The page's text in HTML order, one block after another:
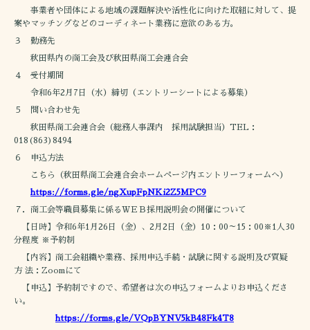
事業者や団体による地域の課題解決や活性化に向けた取組に対して、提
案やマッチングなどのコーディネート業務に意欲のある方。
３ 勤務先
秋田県内の商工会及び秋田県商工会連合会
４ 受付期間
令和6年2月7日（水）締切（エントリーシートによる募集）
５ 問い合わせ先
秋田県商工会連合会（総務人事課内 採用試験担当）TEL：
018(863)8494
６ 申込方法
こちら（秋田県商工会連合会ホームページ内エントリーフォームへ）
https://forms.gle/ngXupFpNKi2Z5MPC9
７．商工会等職員募集に係るＷＥＢ採用説明会の開催について
【日時】令和6年1月26日（金）、2月2日（金）10：00～15：00※1人30
分程度 ※予約制
【内容】商工会組織や業務、採用申込手続・試験に関する説明及び質疑
方 法：Zoomにて
【申込】予約制ですので、希望者は次の申込フォームよりお申込くださ
い。
https://forms.gle/VQpBYNV5kB48Fk4T8